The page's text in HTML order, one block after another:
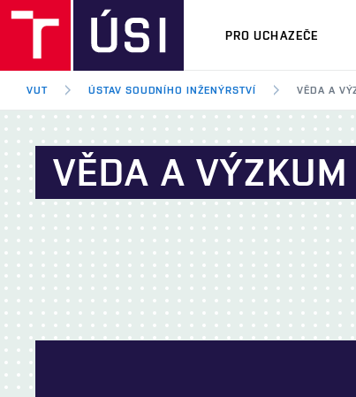
PRO UCHAZEČE
VUT ÚSTAV SOUDNÍHO INŽENÝRSTVÍ VĚDA A
VĚDA A